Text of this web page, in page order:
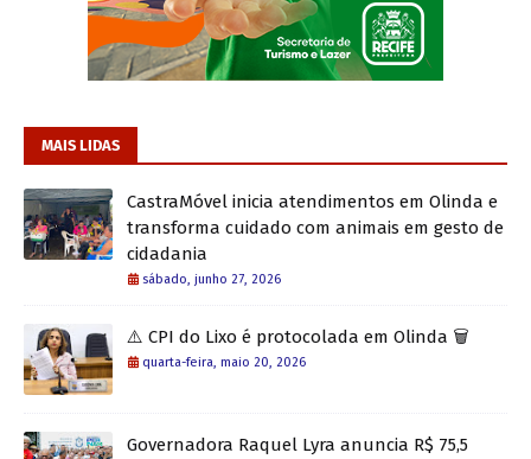
MAIS LIDAS
CastraMóvel inicia atendimentos em Olinda e
transforma cuidado com animais em gesto de
cidadania
sábado, junho 27, 2026
⚠️ CPI do Lixo é protocolada em Olinda 🗑️
quarta-feira, maio 20, 2026
Governadora Raquel Lyra anuncia R$ 75,5